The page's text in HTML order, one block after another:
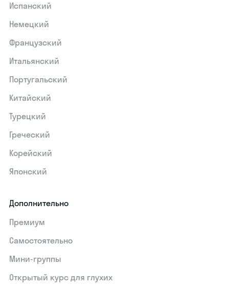
Испанский
Немецкий
Французский
Итальянский
Португальский
Китайский
Турецкий
Греческий
Корейский
Японский
Дополнительно
Премиум
Самостоятельно
Мини-группы
Открытый курс для глухих